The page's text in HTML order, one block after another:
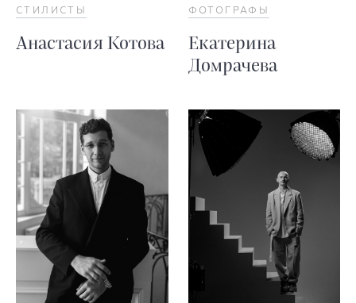
СТИЛИСТЫ
Анастасия Котова
ФОТОГРАФЫ
Екатерина
Домрачева